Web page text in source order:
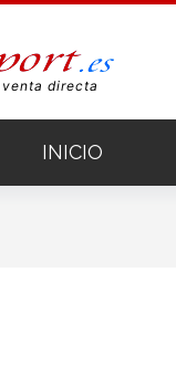
directa
INICIO